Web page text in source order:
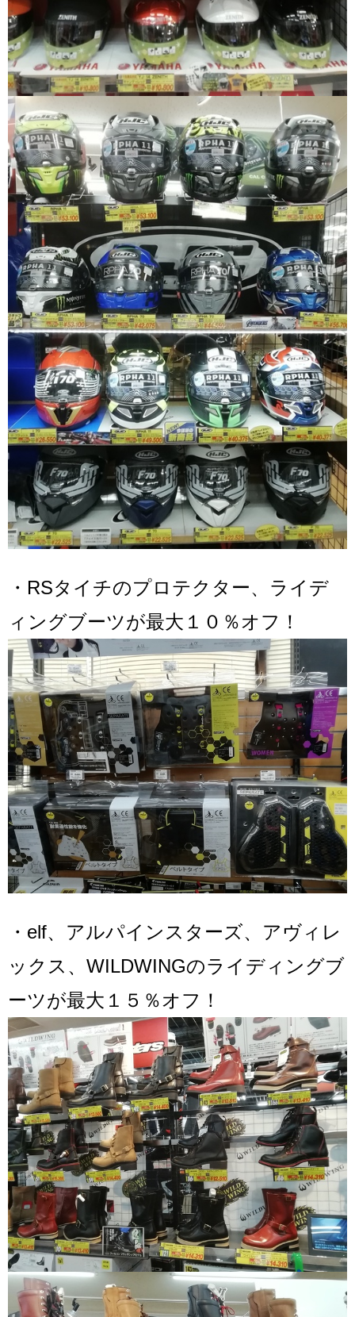
・RSタイチのプロテクター、ライデ
ィングブーツが最大１０％オフ！
・elf、アルパインスターズ、アヴィレ
ックス、WILDWINGのライディングブ
ーツが最大１５％オフ！